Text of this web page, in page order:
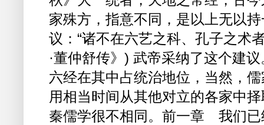
家殊方，指意不同，是以上无以
议：“诸不在六艺之科、孔子之术
·董仲舒传》) 武帝采纳了这个建
六经在其中占统治地位，当然，
用相当时间从其他对立的各家中
秦儒学很不相同。前一章 我们已